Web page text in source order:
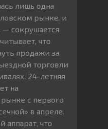
лишь одна
рынке, и
— сокрушается
что
продажи за
торговли
24-летняя
на
с первого
в апреле.
аппарат, что